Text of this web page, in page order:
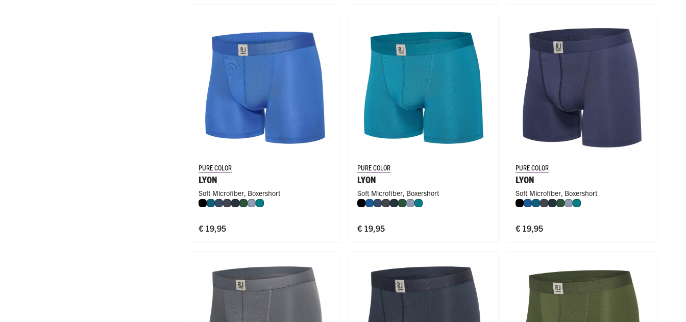
PURE COLOR
LYON
Soft Microfiber, Boxershort
Zwart
Petrol
Donkerblauw
Donkergrijs
NavyDonkergroen
Steel Blue
Smaragd
€ 19,95
PURE COLOR
LYON
Soft Microfiber, Boxershort
Zwart
Blauw
Donkerblauw
Donkergrijs
NavyDonkergroen
Steel Blue
Smaragd
€ 19,95
PURE COLOR
LYON
Soft Microfiber, Boxershort
Zwart
Blauw
Petrol
Donkergrijs
NavyDonkergroen
Steel Blue
Smaragd
€ 19,95